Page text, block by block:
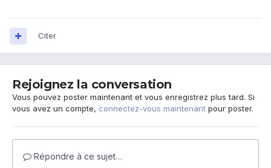
Citer
Rejoignez la conversation
Vous pouvez poster maintenant et vous enregistrez plus tard. Si
vous avez un compte, connectez-vous maintenant pour poster.
Répondre à ce sujet…